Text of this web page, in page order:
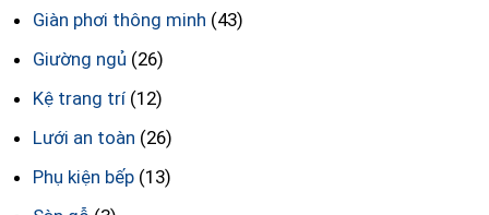
Giàn phơi thông minh (43)
Giường ngủ (26)
Kệ trang trí (12)
Lưới an toàn (26)
Phụ kiện bếp (13)